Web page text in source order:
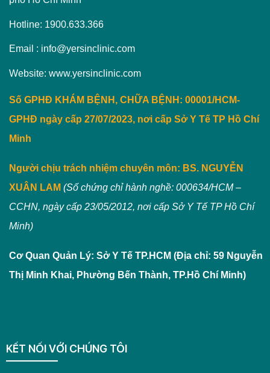
Hotline: 1900.633.366
Email : info@yersinclinic.com
Website: www.yersinclinic.com
Số GPHĐ KHÁM BỆNH, CHỮA BỆNH: 00001/HCM-
GPHĐ ngày cấp 27/07/2023, nơi cấp Sở Y Tế TP Hồ Chí
Minh
Người chịu trách nhiệm chuyên môn: BS. NGUYỄN
XUÂN LAM (Số chứng chỉ hành nghề: 000634/HCM –
CCHN, ngày cấp 23/05/2012, nơi cấp Sở Y Tế TP Hồ Chí
Minh)
Cơ Quan Quản Lý: Sở Y Tế TP.HCM (Địa chỉ: 59 Nguyễn
Thị Minh Khai, Phường Bến Thành, TP.Hồ Chí Minh)
KẾT NỐI VỚI CHÚNG TÔI